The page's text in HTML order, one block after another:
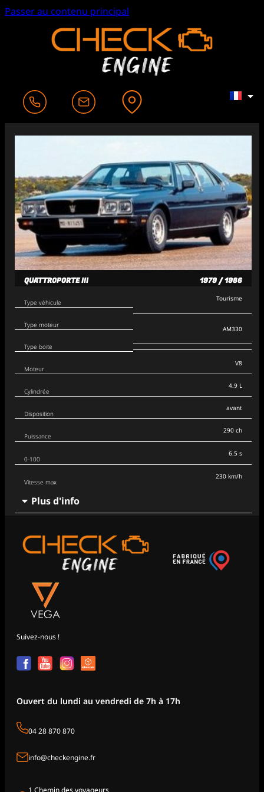
Passer au contenu principal
QUATTROPORTE III 1979 / 1986
Type véhicule
Type moteur
Type boite
Tourisme
AM330
Moteur
Cylindrée
Disposition
V8
4.9 L
avant
Puissance
0-100
Vitesse max
290 ch
6.5 s
230 km/h
Plus d'info
Suivez-nous !
Ouvert du lundi au vendredi de 7h à 17h
04 28 870 870
info@checkengine.fr
1 Chemin des voyageurs